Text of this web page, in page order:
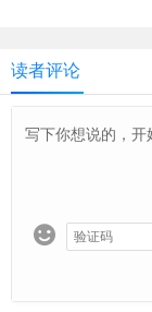
读者评论
